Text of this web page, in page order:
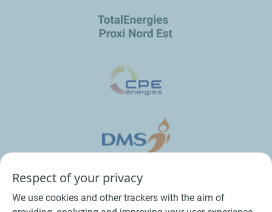
Respect of your privacy
We use cookies and other trackers with the aim of